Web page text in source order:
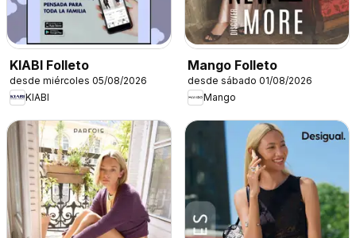
KIABI Folleto
desde miércoles 05/08/2026
KIABI
Mango Folleto
desde sábado 01/08/2026
Mango